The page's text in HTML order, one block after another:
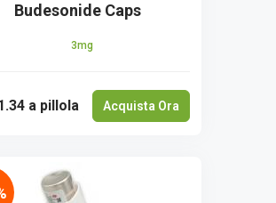
Budesonide Caps
3mg
a pillola Acquista Ora